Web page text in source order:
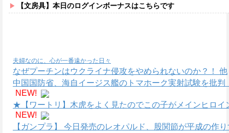
【文房具】本日のログインボーナスはこちらです
夫婦なのに、心が一番遠かった日々
なぜプーチンはウクライナ侵攻をやめられないのか？！ 他
中国国防省、海自イージス艦のトマホーク実射試験を批
NEW!
★【ワートリ】木虎をよく見たのでこの子がメインヒロ
NEW!
【ガンプラ】 今日発売のレオパルド、股関節が平成の作